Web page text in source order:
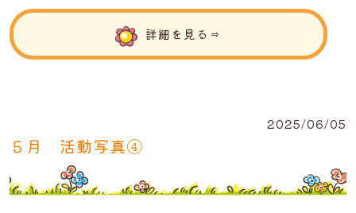
詳細を見る⇒
2025/06/05
５月 活動写真④